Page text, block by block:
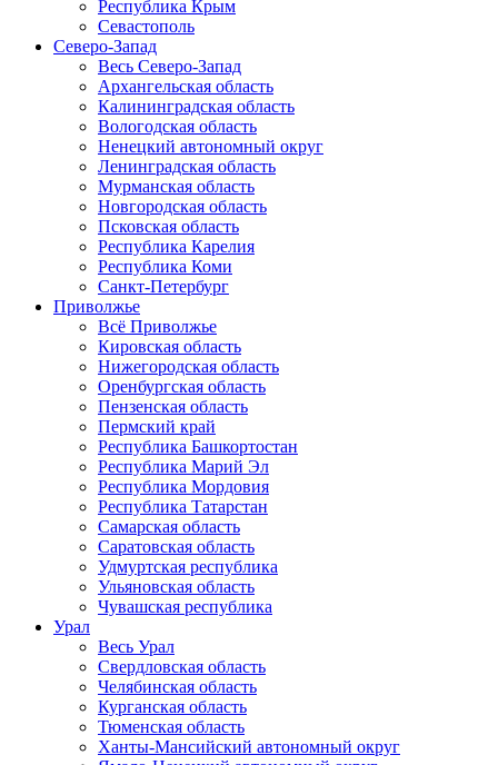
Республика Крым
Севастополь
Северо-Запад
Весь Северо-Запад
Архангельская область
Калининградская область
Вологодская область
Ненецкий автономный округ
Ленинградская область
Мурманская область
Новгородская область
Псковская область
Республика Карелия
Республика Коми
Санкт-Петербург
Приволжье
Всё Приволжье
Кировская область
Нижегородская область
Оренбургская область
Пензенская область
Пермский край
Республика Башкортостан
Республика Марий Эл
Республика Мордовия
Республика Татарстан
Самарская область
Саратовская область
Удмуртская республика
Ульяновская область
Чувашская республика
Урал
Весь Урал
Свердловская область
Челябинская область
Курганская область
Тюменская область
Ханты-Мансийский автономный округ